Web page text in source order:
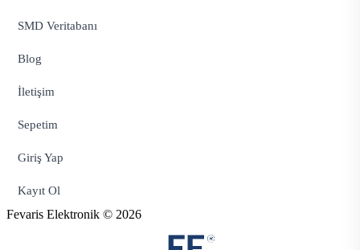
SMD Veritabanı
Blog
İletişim
Sepetim
Giriş Yap
Kayıt Ol
Fevaris Elektronik © 2026